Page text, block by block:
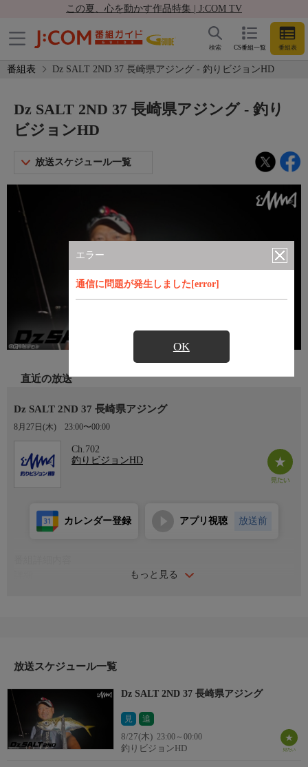
この夏、心を動かす作品特集 | J:COM TV
CS番組一覧 番組表
検索
番組表 Dz SALT 2ND 37 長崎県アジング - 釣りビジョンHD
エラー
通信に問題が発生しました[error]
OK
Dz SALT 2ND 37 長崎県アジング - 釣り
ビジョンHD
放送スケジュール一覧
直近の放送
Dz SALT 2ND 37 長崎県アジング
8月27日(木) 23:00〜00:00
Ch.702
釣りビジョンHD
もっと見る
カレンダー登録 アプリ視聴 放送前
み立てる。五島列島ならではの多彩な魚も登場！
放送スケジュール一覧
Dz SALT 2ND 37 長崎県アジング
見 追
8/27(木) 23:00～00:00
釣りビジョンHD